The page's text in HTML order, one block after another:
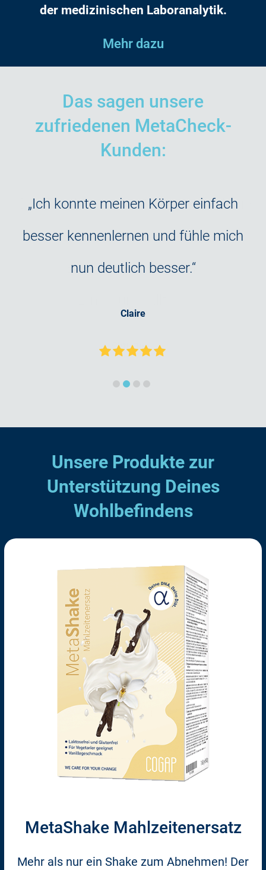
der medizinischen Laboranalytik.
Mehr dazu
Das sagen unsere
zufriedenen MetaCheck-
Kunden:
„Ich konnte meinen Körper einfach
besser kennenlernen und fühle mich
nun deutlich besser.“
Claire
Unsere Produkte zur
Unterstützung Deines
Wohlbefindens
MetaShake Mahlzeitenersatz
Mehr als nur ein Shake zum Abnehmen! Der